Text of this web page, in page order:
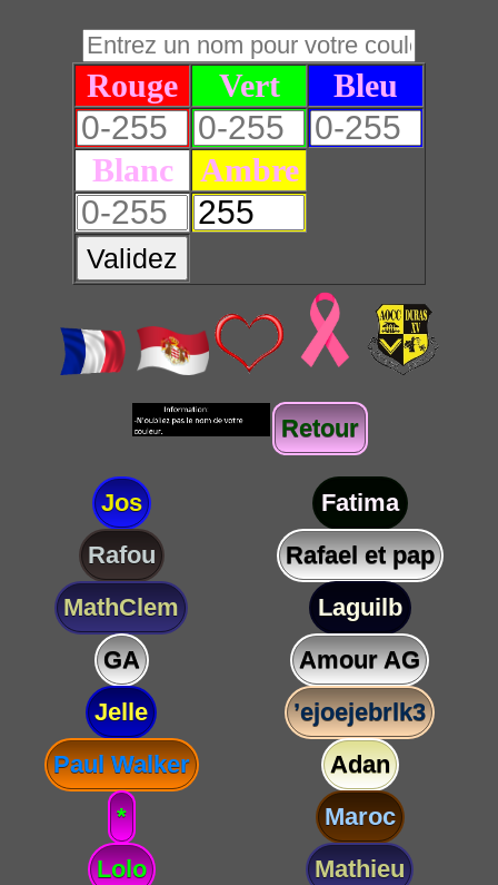
Rouge Vert Bleu
Blanc Ambre
Validez
Retour
Jos
Fatima
Rafou
Rafael et pap
MathClem
Laguilb
GA
Amour AG
Jelle
’ejoejebrlk3
Paul Walker
Adan
*
Maroc
Lolo
Mathieu